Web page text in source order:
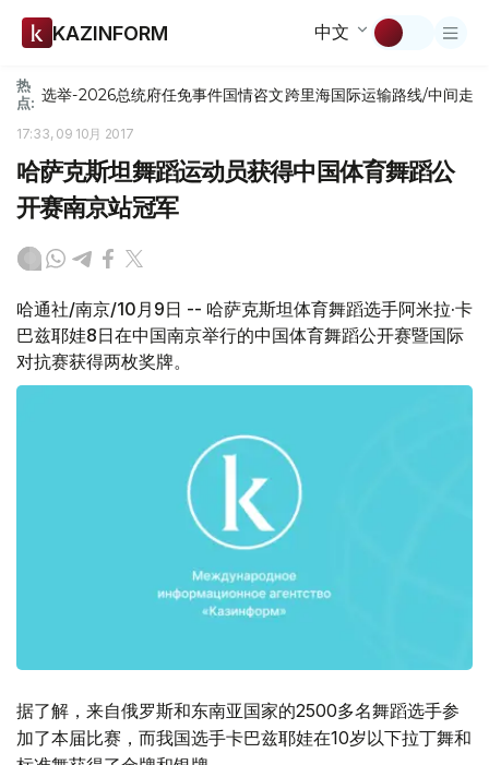
KAZINFORM 中文
热
点: 选举-2026总统府任免事件国情咨文跨里海国际运输路线/中间走廊
17:33, 09 10月 2017
哈萨克斯坦舞蹈运动员获得中国体育舞蹈公
开赛南京站冠军
哈通社/南京/10月9日 -- 哈萨克斯坦体育舞蹈选手阿米拉·卡
巴兹耶娃8日在中国南京举行的中国体育舞蹈公开赛暨国际
对抗赛获得两枚奖牌。
据了解，来自俄罗斯和东南亚国家的2500多名舞蹈选手参
加了本届比赛，而我国选手卡巴兹耶娃在10岁以下拉丁舞和